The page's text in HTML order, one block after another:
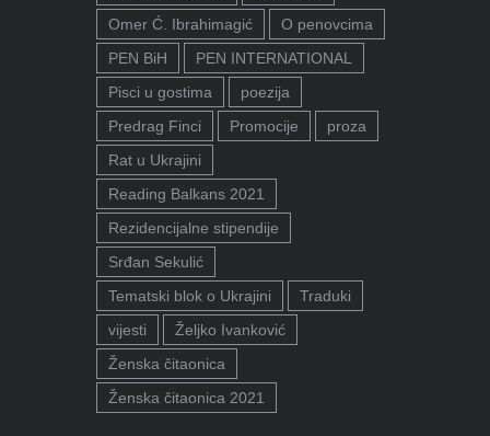
Omer Ć. Ibrahimagić
O penovcima
PEN BiH
PEN INTERNATIONAL
Pisci u gostima
poezija
Predrag Finci
Promocije
proza
Rat u Ukrajini
Reading Balkans 2021
Rezidencijalne stipendije
Srđan Sekulić
Tematski blok o Ukrajini
Traduki
vijesti
Željko Ivanković
Ženska čitaonica
Ženska čitaonica 2021